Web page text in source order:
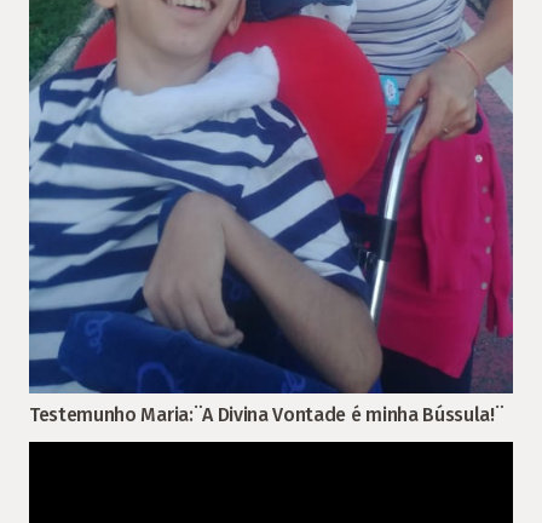
Testemunho Maria:¨A Divina Vontade é minha Bússula!¨